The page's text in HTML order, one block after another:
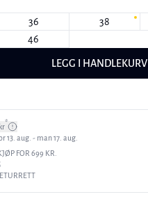
36 38
46
LEGG I HANDLEKURV
*
13. aug. - man 17. aug.
FOR 699 KR.